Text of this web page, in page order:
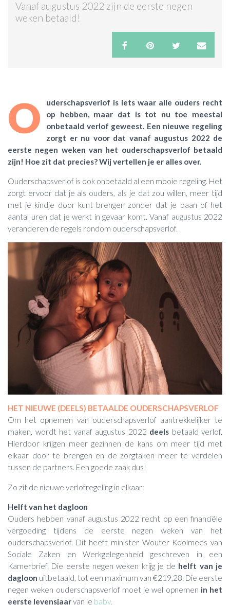
Vanaf augustus 2022 zijn de eerste negen
weken betaald!
O
uderschapsverlof is iets waar alle ouders recht
op hebben, maar dat is tot nu toe meestal
onbetaald verlof geweest. Een nieuwe regeling
zorgt er nu voor dat vanaf augustus 2022 de
eerste negen weken van het ouderschapsverlof betaald
zijn! Hoe zit dat precies? Wij vertellen je er alles over.
Ouderschapsverlof is ook onbetaald al een mooie regeling. Het
zorgt ervoor dat je als ouders, als je dat zou willen, meer tijd
met je kindje door kunt brengen zonder dat je baan of het
aantal uren dat je werkt in gevaar komt. Vanaf augustus 2022
veranderen de regels rondom ouderschapsverlof.
HET NIEUWE (DEELS) BETAALDE OUDERSCHAPSVERLOF
Om het opnemen van ouderschapsverlof aantrekkelijker te
maken, wordt het vanaf augustus 2022 deels betaald verlof.
Hierdoor krijgen meer gezinnen de kans om meer tijd met
elkaar door te brengen en de zorgtaken meer te verdelen
tussen de partners. Een goede zaak dus!
Zo zit de nieuwe verlofregeling in elkaar:
Helft van het dagloon
Ouders hebben vanaf augustus 2022 recht op een financiële
vergoeding tijdens de eerste negen weken van het
ouderschapsverlof. Dit heeft minister Wouter Koolmees van
Sociale Zaken en Werkgelegenheid geschreven in een
Kamerbrief. Die eerste negen weken krijg je de helft van je
dagloon uitbetaald, tot een maximum van €219,28. Die eerste
negen weken ouderschapsverlof moet je wel opnemen in het
eerste levensjaarvan je baby.